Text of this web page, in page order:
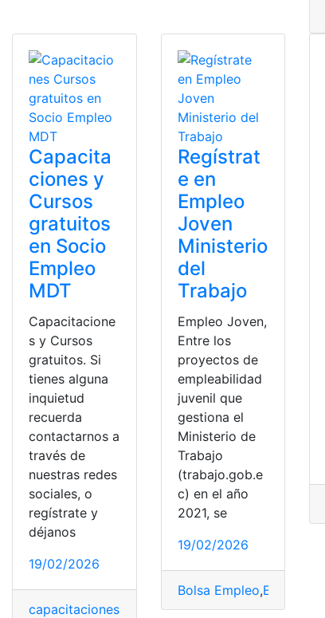
Capacita
ciones y
Cursos
gratuitos
en Socio
Empleo
MDT
Capacitacione
s y Cursos
gratuitos. Si
tienes alguna
inquietud
recuerda
contactarnos a
través de
nuestras redes
sociales, o
regístrate y
déjanos
19/02/2026
capacitaciones Ecuador,Requisitos,Socio Empleo
Regístrat
e en
Empleo
Joven
Ministerio
del
Trabajo
Empleo Joven,
Entre los
proyectos de
empleabilidad
juvenil que
gestiona el
Ministerio de
Trabajo
(trabajo.gob.e
c) en el año
2021, se
19/02/2026
Bolsa Empleo,Empleo